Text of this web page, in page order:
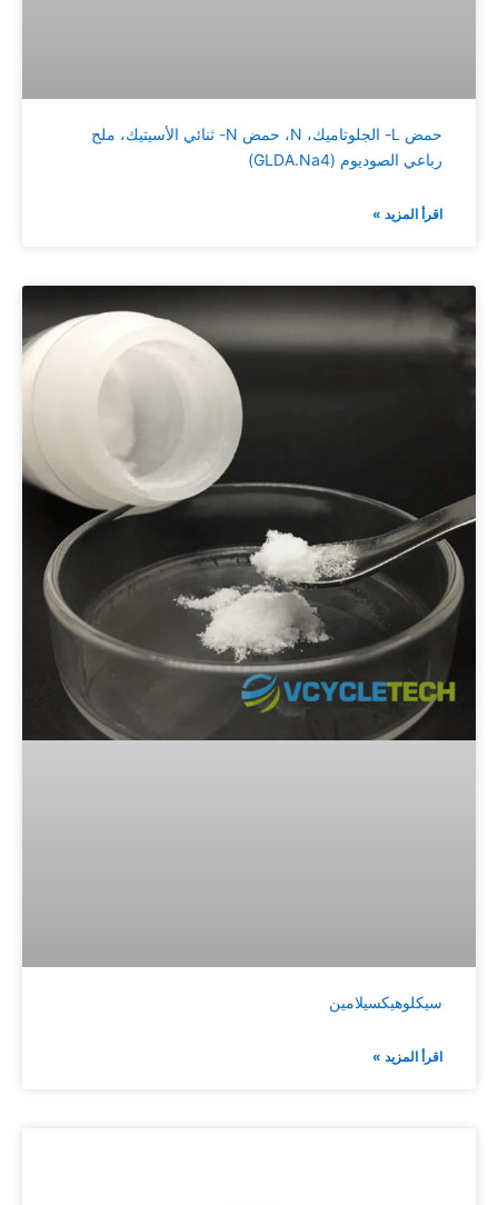
حمض L- الجلوتاميك، N، حمض N- ثنائي الأسيتيك، ملح
رباعي الصوديوم (GLDA.Na4)
اقرأ المزيد »
سيكلوهيكسيلامين
اقرأ المزيد »